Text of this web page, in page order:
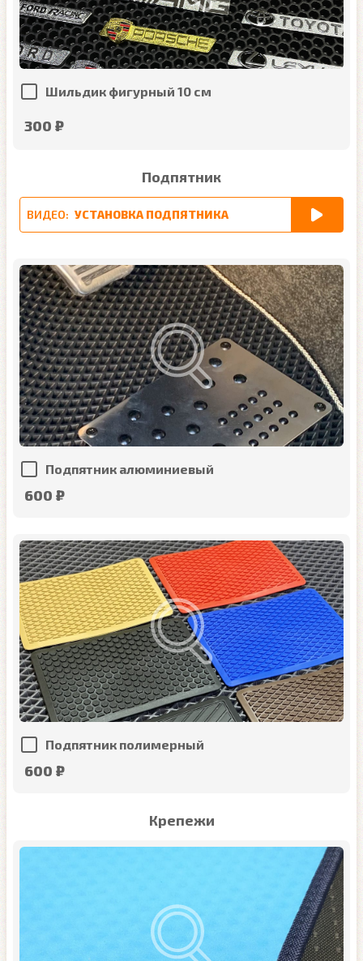
Шильдик фигурный 10 см
300 ₽
Подпятник
ВИДЕО: УСТАНОВКА ПОДПЯТНИКА
Подпятник алюминиевый
600 ₽
Подпятник полимерный
600 ₽
Крепежи